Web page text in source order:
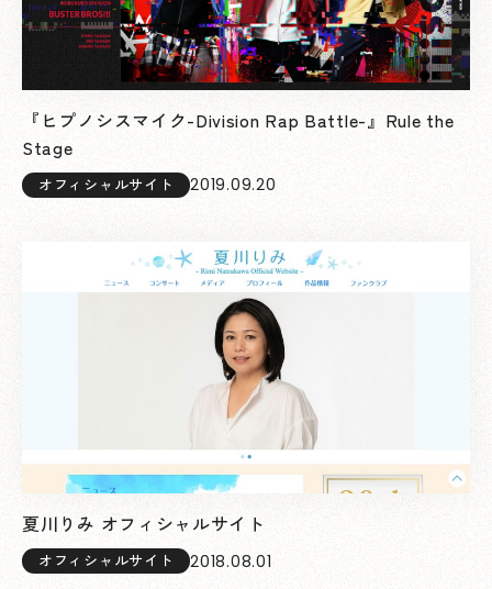
『ヒプノシスマイク-Division Rap Battle-』Rule the
Stage
オフィシャルサイト 2019.09.20
夏川りみ オフィシャルサイト
オフィシャルサイト 2018.08.01